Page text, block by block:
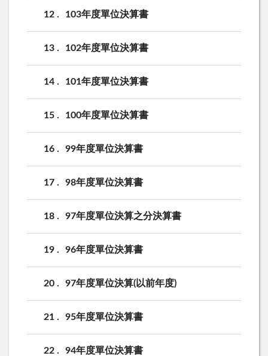
12 103年度單位決算書
13 102年度單位決算書
14 101年度單位決算書
15 100年度單位決算書
16 99年度單位決算書
17 98年度單位決算書
18 97年度單位決算之分決算書
19 96年度單位決算書
20 97年度單位決算(以前年度)
21 95年度單位決算書
22 94年度單位決算書